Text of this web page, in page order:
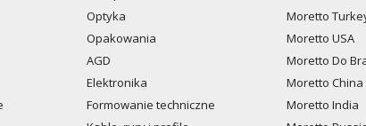
Optyka
Opakowania
AGD
Elektronika
Formowanie techniczne
Moretto
Moretto USA
Moretto Do
Moretto China
Moretto India